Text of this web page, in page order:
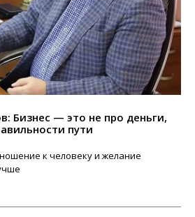
Бизнес — это не про деньги,
пути
к человеку и желание